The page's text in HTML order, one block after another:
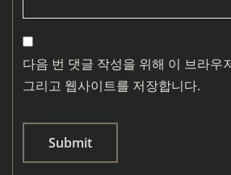
다음 번 댓글 작성을 위해 이 브라우
그리고 웹사이트를 저장합니다.